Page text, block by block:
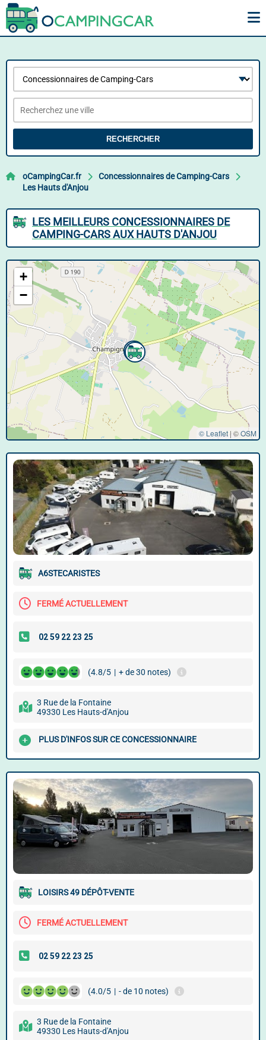
RECHERCHER
oCampingCar.fr
Concessionnaires de Camping-Cars
Les Hauts d'Anjou
LES MEILLEURS CONCESSIONNAIRES DE
CAMPING-CARS AUX HAUTS D'ANJOU
+
−
© Leaflet | ©OSM
A6STECARISTES
FERMÉ ACTUELLEMENT
(4.8/5 | + de 30 notes)
3 Rue de la Fontaine
49330 Les Hauts-d'Anjou
PLUS D'INFOS SUR CE CONCESSIONNAIRE
LOISIRS 49 DÉPÔT-VENTE
FERMÉ ACTUELLEMENT
(4.0/5 | - de 10 notes)
3 Rue de la Fontaine
49330 Les Hauts-d'Anjou